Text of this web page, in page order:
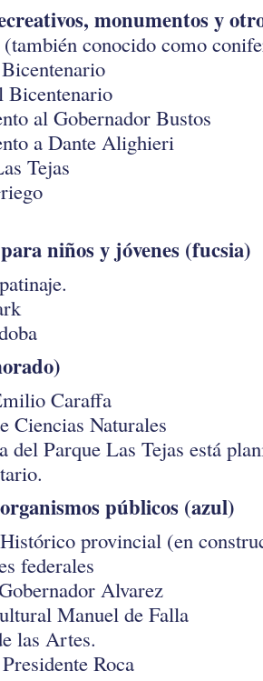
monumentos y
(también conocido como
Bicentenario
al Gobernador Bustos
a Dante Alighieri
Tejas
niños y jóvenes (fucsia)
Caraffa
Ciencias Naturales
del Parque Las Tejas está
públicos (azul)
provincial (en
federales
Alvarez
Manuel de Falla
las Artes.
Roca